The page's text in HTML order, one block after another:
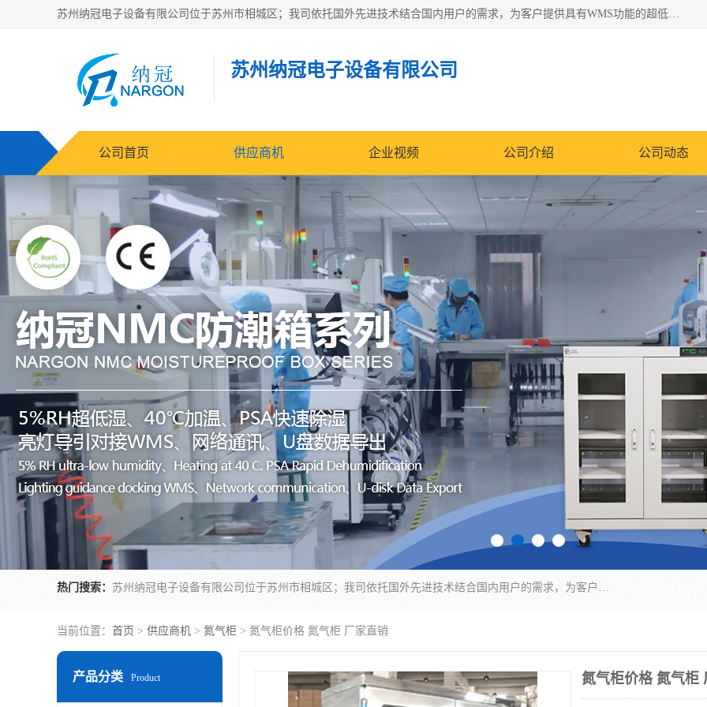
苏州纳冠电子设备有限公司位于苏州市相城区；我司依托国外先进技术结合国内用户的需求，为客户提供具有WMS功能的超低湿快速除湿电子防潮，压缩空气连续干燥柜、智能物料管理氮气储物柜、自制氮氮气柜、防潮氮气组合柜、不锈钢洁净氮气柜、洁净储物柜、石墨舟柜、亮灯导引丝网板存储柜、PCB柔性板气密干燥柜等
苏州纳冠电子设备有限公司
公司首页 供应商机 企业视频 公司介绍 公司动态
热门搜索： 苏州纳冠电子设备有限公司位于苏州市相城区；我司依托国外先进技术结合国内用户的需求，为客户提供具有WMS功能的超低湿快速除湿电子防潮，压缩空气连续干燥柜、智能物料管理氮气储物柜、自制氮氮气柜、防潮氮气组合柜、不锈钢洁净氮气柜、洁净储物柜、石墨舟柜、亮灯导引丝网板存储柜、PCB柔性板气密干燥柜等
当前位置： 首页 > 供应商机 > 氮气柜 > 氮气柜价格 氮气柜 厂家直销
产品分类 Product 氮气柜价格 氮气柜